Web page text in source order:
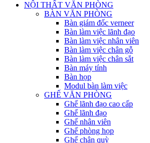
NỘI THẤT VĂN PHÒNG
BÀN VĂN PHÒNG
Bàn giám đốc verneer
Bàn làm việc lãnh đạo
Bàn làm việc nhân viên
Bàn làm việc chân gỗ
Bàn làm việc chân sắt
Bàn máy tính
Bàn họp
Modul bàn làm việc
GHẾ VĂN PHÒNG
Ghế lãnh đạo cao cấp
Ghế lãnh đạo
Ghế nhân viên
Ghế phòng họp
Ghế chân quỳ